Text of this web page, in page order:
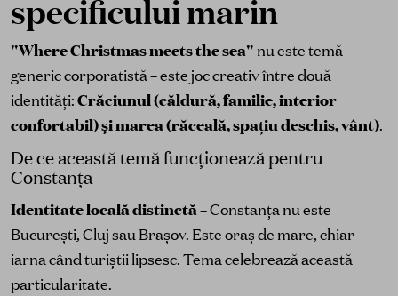
specificului marin
"Where Christmas meets the sea" nu este temă
generic corporatistă – este joc creativ între două
identități:Crăciunul (căldură, familie, interior
confortabil) și marea (răceală, spațiu deschis, vânt).
De ce această temă funcționează pentru
Constanța
Identitate locală distinctă– Constanța nu este
București, Cluj sau Brașov. Este oraș de mare, chiar
iarna când turiștii lipsesc. Tema celebrează această
particularitate.